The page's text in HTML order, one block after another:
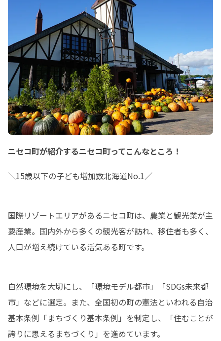
ニセコ町が紹介するニセコ町ってこんなところ！
＼15歳以下の子ども増加数北海道No.1／
国際リゾートエリアがあるニセコ町は、農業と観光業が主
要産業。国内外から多くの観光客が訪れ、移住者も多く、
人口が増え続けている活気ある町です。
自然環境を大切にし、「環境モデル都市」「SDGs未来都
市」などに選定。また、全国初の町の憲法といわれる自治
基本条例「まちづくり基本条例」を制定し、「住むことが
誇りに思えるまちづくり」を進めています。